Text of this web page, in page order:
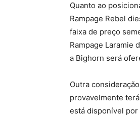
Quanto ao
Rampage Rebel
faixa de preço
Rampage Laramie
a Bighorn será
Outra
provavelmente
está disponível por